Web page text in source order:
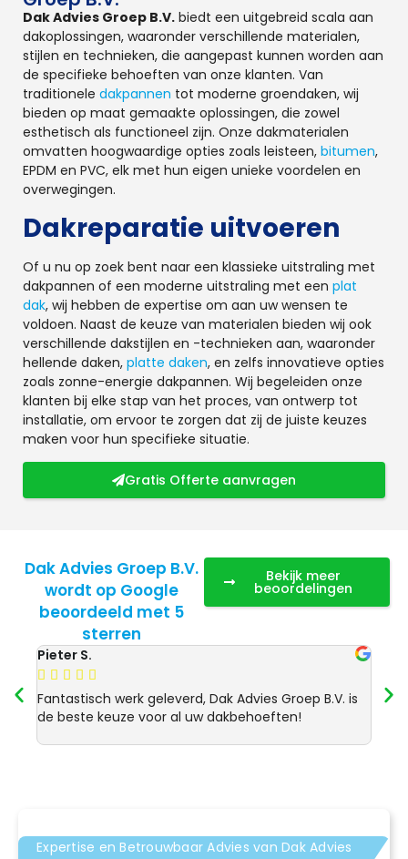
Dak Advies Groep B.V. biedt een uitgebreid scala aan
dakoplossingen, waaronder verschillende materialen,
stijlen en technieken, die aangepast kunnen worden aan
de specifieke behoeften van onze klanten. Van
traditionele dakpannen tot moderne groendaken, wij
bieden op maat gemaakte oplossingen, die zowel
esthetisch als functioneel zijn. Onze dakmaterialen
omvatten hoogwaardige opties zoals leisteen, bitumen,
EPDM en PVC, elk met hun eigen unieke voordelen en
overwegingen.
Dakreparatie uitvoeren
Of u nu op zoek bent naar een klassieke uitstraling met
dakpannen of een moderne uitstraling met een plat
dak, wij hebben de expertise om aan uw wensen te
voldoen. Naast de keuze van materialen bieden wij ook
verschillende dakstijlen en -technieken aan, waaronder
hellende daken, platte daken, en zelfs innovatieve opties
zoals zonne-energie dakpannen. Wij begeleiden onze
klanten bij elke stap van het proces, van ontwerp tot
installatie, om ervoor te zorgen dat zij de juiste keuzes
maken voor hun specifieke situatie.
Gratis Offerte aanvragen
Dak Advies Groep B.V.
wordt op Google
beoordeeld met 5
sterren
Bekijk meer
beoordelingen
Pieter S.
    
Fantastisch werk geleverd, Dak Advies Groep B.V. is
de beste keuze voor al uw dakbehoeften!
Expertise en Betrouwbaar Advies van Dak Advies